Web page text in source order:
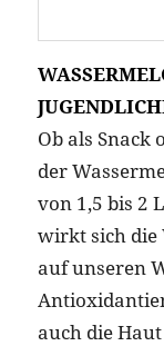
Ob als Snack
der
von 1,5 bis 2
wirkt sich die
auf unseren
auch die